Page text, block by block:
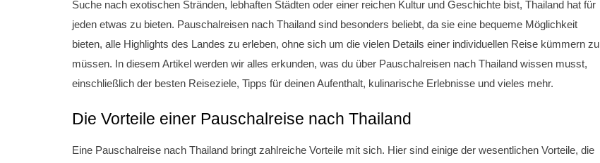
Suche nach exotischen Stränden, lebhaften Städten oder einer reichen Kultur und Geschichte bist, Thailand hat für
jeden etwas zu bieten. Pauschalreisen nach Thailand sind besonders beliebt, da sie eine bequeme Möglichkeit
bieten, alle Highlights des Landes zu erleben, ohne sich um die vielen Details einer individuellen Reise kümmern zu
müssen. In diesem Artikel werden wir alles erkunden, was du über Pauschalreisen nach Thailand wissen musst,
einschließlich der besten Reiseziele, Tipps für deinen Aufenthalt, kulinarische Erlebnisse und vieles mehr.
Die Vorteile einer Pauschalreise nach Thailand
Eine Pauschalreise nach Thailand bringt zahlreiche Vorteile mit sich. Hier sind einige der wesentlichen Vorteile, die